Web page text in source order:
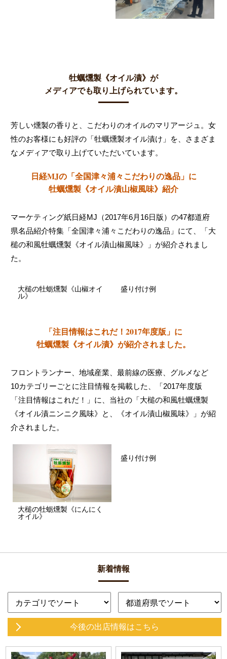
牡蠣燻製《オイル漬》が
メディアでも取り上げられています。
芳しい燻製の香りと、こだわりのオイルのマリアージュ。女
性のお客様にも好評の「牡蠣燻製オイル漬け」を、さまざま
なメディアで取り上げていただいています。
日経MJの「全国津々浦々こだわりの逸品」に
牡蠣燻製《オイル漬山椒風味》紹介
マーケティング紙日経MJ（2017年6月16日版）の47都道府
県名品紹介特集「全国津々浦々こだわりの逸品」にて、「大
槌の和風牡蠣燻製《オイル漬山椒風味》」が紹介されまし
た。
大槌の牡蛎燻製《山椒オイ
ル》
盛り付け例
「注目情報はこれだ！2017年度版」に
牡蠣燻製《オイル漬》が紹介されました。
フロントランナー、地域産業、最前線の医療、グルメなど
10カテゴリーごとに注目情報を掲載した、「2017年度版
「注目情報はこれだ！」に、当社の「大槌の和風牡蠣燻製
《オイル漬ニンニク風味》と、《オイル漬山椒風味》」が紹
介されました。
大槌の牡蛎燻製《にんにく
オイル》
盛り付け例
新着情報
今後の出店情報はこちら